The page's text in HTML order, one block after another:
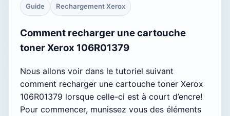
Guide Rechargement Xerox
Comment recharger une cartouche
toner Xerox 106R01379
Nous allons voir dans le tutoriel suivant
comment recharger une cartouche toner Xerox
106R01379 lorsque celle-ci est à court d’encre!
Pour commencer, munissez vous des éléments